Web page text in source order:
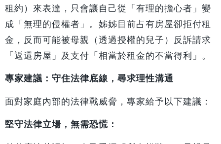
租約）來表達，只會讓自己從「有理的擔心者」變
成「無理的侵權者」。姊姊目前占有房屋卻拒付租
金，反而可能被母親（透過授權的兒子）反訴請求
「返還房屋」及支付「相當於租金的不當得利」。
專家建議：守住法律底線，尋求理性溝通
面對家庭內部的法律戰威脅，專家給予以下建議：
堅守法律立場，無需恐慌：